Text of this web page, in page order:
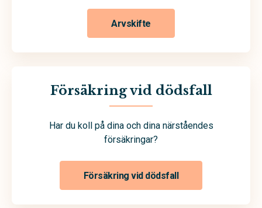
Arvskifte
Försäkring vid dödsfall
Har du koll på dina och dina närståendes
försäkringar?
Försäkring vid dödsfall